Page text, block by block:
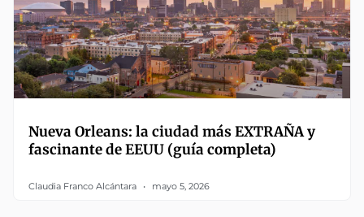
Nueva Orleans: la ciudad más EXTRAÑA y
fascinante de EEUU (guía completa)
Claudia Franco Alcántara mayo 5, 2026